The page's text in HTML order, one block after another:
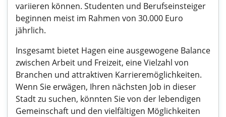
variieren können. Studenten und Berufseinsteiger
beginnen meist im Rahmen von 30.000 Euro
jährlich.
Insgesamt bietet Hagen eine ausgewogene Balance
zwischen Arbeit und Freizeit, eine Vielzahl von
Branchen und attraktiven Karrieremöglichkeiten.
Wenn Sie erwägen, Ihren nächsten Job in dieser
Stadt zu suchen, könnten Sie von der lebendigen
Gemeinschaft und den vielfältigen Möglichkeiten